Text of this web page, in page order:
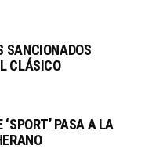
SANCIONADOS
CLÁSICO
PASA A LA